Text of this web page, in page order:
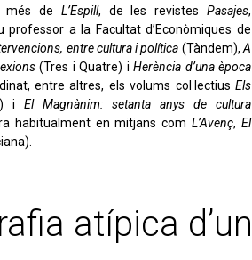
més de L’Espill, de les revistes Pasajes,
professor a la Facultat d’Econòmiques de
entre cultura i política (Tàndem), A
(Tres i Quatre) iHerència d’una època
entre altres, els volums col·lectius Els
iEl Magnànim: setanta anys de cultura
habitualment en mitjans comL’Avenç, El
atípica d’un